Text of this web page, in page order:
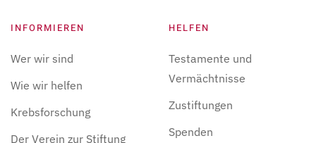
INFORMIEREN
Wer wir sind
Wie wir helfen
Krebsforschung
Der Verein zur Stiftung
HELFEN
Testamente und
Vermächtnisse
Zustiftungen
Spenden